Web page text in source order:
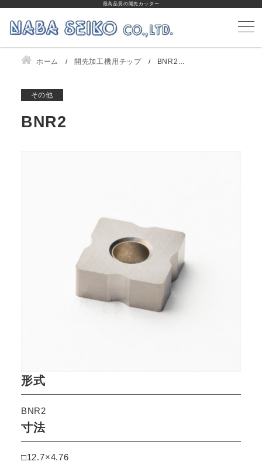
最高品質の開先カッター
ホーム 開先加工機用チップ BNR2...
その他
BNR2
形式
BNR2
寸法
□12.7×4.76